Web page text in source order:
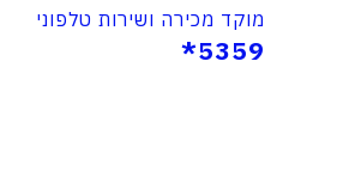
מוקד מכירה ושירות טלפוני
5359*